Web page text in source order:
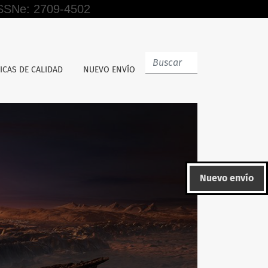
2709-4502
DE CALIDAD NUEVO ENVÍO
Nuevo envío